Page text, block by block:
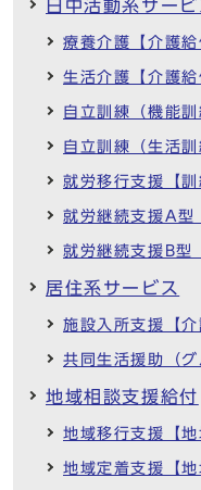
日中活動系サービ
療養介護【介護給
生活介護【介護給
自立訓練（機能訓
自立訓練（生活訓
就労移行支援【訓
就労継続支援A型
就労継続支援B型
居住系サービス
施設入所支援【介
共同生活援助（
地域相談支援給付
地域移行支援【地
地域定着支援【地